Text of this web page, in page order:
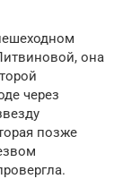
она
через
позже